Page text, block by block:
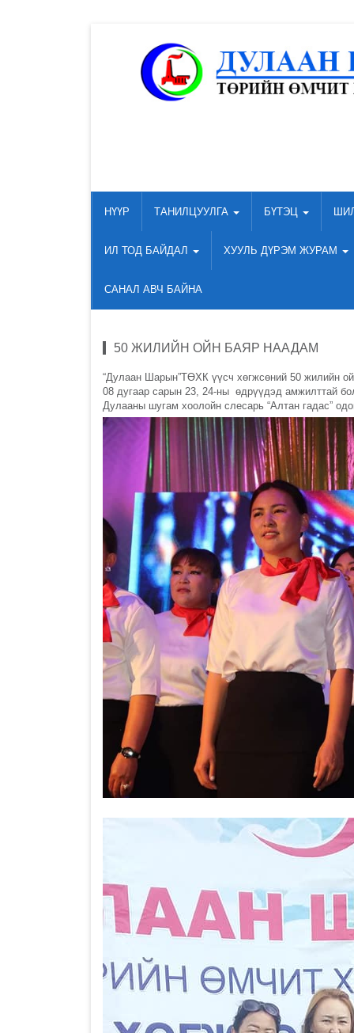
НҮҮР ТАНИЛЦУУЛГА БҮТЭЦ
ИЛ ТОД БАЙДАЛ ХУУЛЬ ДҮРЭМ ЖУРАМ
САНАЛ АВЧ БАЙНА
50 ЖИЛИЙН ОЙН БАЯР НААДАМ
“Дулаан Шарын”ТӨХК үүсч хөгжсөний 50 жилийн
08 дугаар сарын 23, 24-ны өдрүүдэд амжилттай
Дулааны шугам хоолойн слесарь “Алтан гадас”